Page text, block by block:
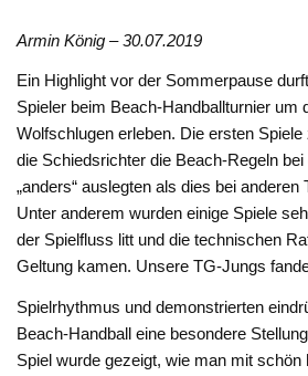
Armin König – 30.07.2019
Ein Highlight vor der Sommerpause
Spieler beim Beach-Handballturnier um
Wolfschlugen erleben. Die ersten
die Schiedsrichter die Beach-Regeln
„anders“ auslegten als dies bei anderen
Unter anderem wurden einige Spiele
der Spielfluss litt und die technischen
Geltung kamen. Unsere TG-Jungs
Spielrhythmus und demonstrierten
Beach-Handball eine besondere
Spiel wurde gezeigt, wie man mit schön